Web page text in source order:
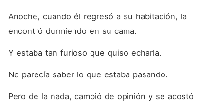
Anoche, cuando él regresó a su habitación, la
encontró durmiendo en su cama.
Y estaba tan furioso que quiso echarla.
No parecía saber lo que estaba pasando.
Pero de la nada, cambió de opinión y se acostó